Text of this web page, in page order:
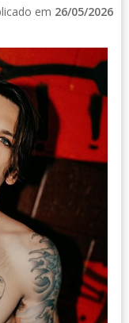
em 26/05/2026